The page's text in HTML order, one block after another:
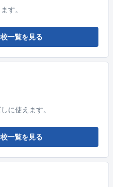
す。
一覧を見る
に使えます。
一覧を見る